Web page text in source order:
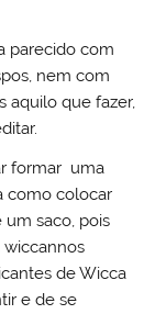
parecido com
nem com
aquilo que fazer,
formar uma
como colocar
saco, pois
de Wicca
e de se